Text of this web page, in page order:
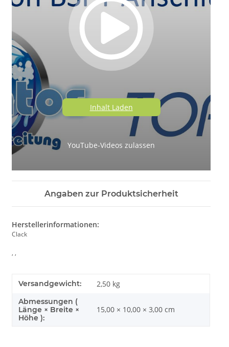
Hier wurde ein eingebetteter Medieninhalt blockiert. Beim Laden
oder Abspielen wird eine Verbindung zu den Servern des Anbieters
hergestellt. Dabei können dem Anbieter personenbezogene Daten
Inhalt Laden
YouTube-Videos zulassen
Angaben zur Produktsicherheit
Herstellerinformationen:
Clack
, ,
Versandgewicht: 2,50 kg
Abmessungen (
Länge × Breite ×
Höhe ):
15,00 × 10,00 × 3,00 cm